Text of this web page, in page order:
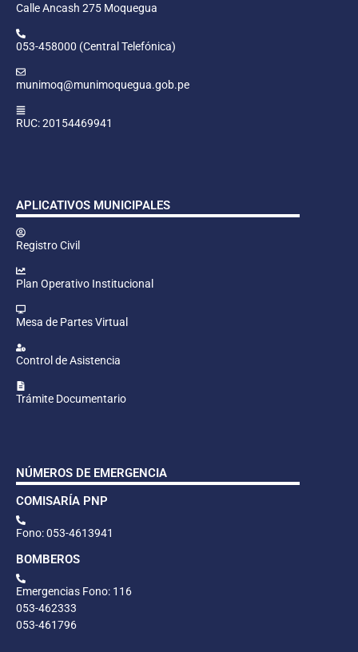
Calle Ancash 275 Moquegua
053-458000 (Central Telefónica)
munimoq@munimoquegua.gob.pe
RUC: 20154469941
APLICATIVOS MUNICIPALES
Registro Civil
Plan Operativo Institucional
Mesa de Partes Virtual
Control de Asistencia
Trámite Documentario
NÚMEROS DE EMERGENCIA
COMISARÍA PNP
Fono: 053-4613941
BOMBEROS
Emergencias Fono: 116
053-462333
053-461796